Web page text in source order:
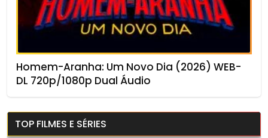
Homem-Aranha: Um Novo Dia (2026) WEB-
DL 720p/1080p Dual Áudio
TOP FILMES E SÉRIES